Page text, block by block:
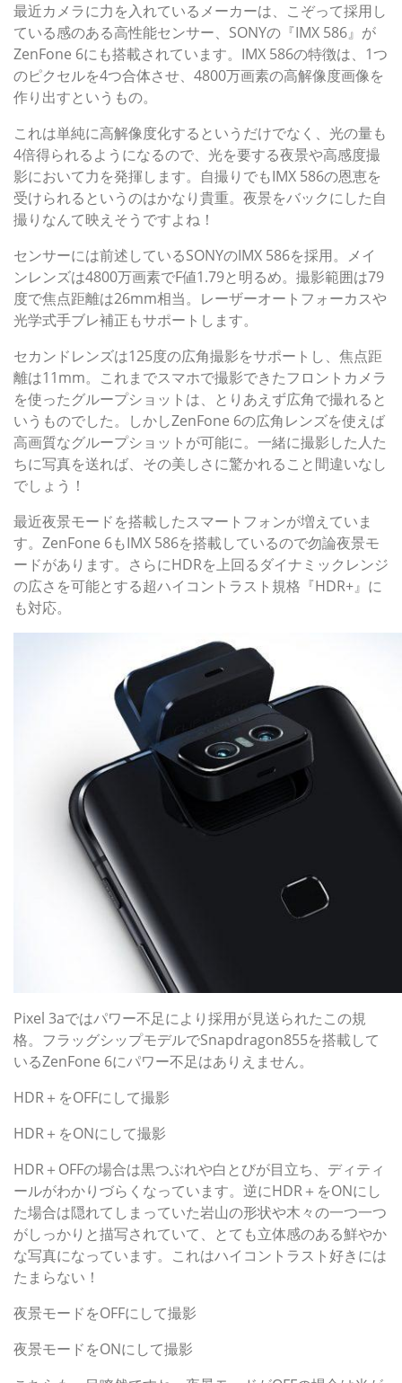
最近カメラに力を入れているメーカーは、こぞって採用し
ている感のある高性能センサー、SONYの『IMX 586』が
ZenFone 6にも搭載されています。IMX 586の特徴は、1つ
のピクセルを4つ合体させ、4800万画素の高解像度画像を
作り出すというもの。
これは単純に高解像度化するというだけでなく、光の量も
4倍得られるようになるので、光を要する夜景や高感度撮
影において力を発揮します。自撮りでもIMX 586の恩恵を
受けられるというのはかなり貴重。夜景をバックにした自
撮りなんて映えそうですよね！
センサーには前述しているSONYのIMX 586を採用。メイ
ンレンズは4800万画素でF値1.79と明るめ。撮影範囲は79
度で焦点距離は26mm相当。レーザーオートフォーカスや
光学式手ブレ補正もサポートします。
セカンドレンズは125度の広角撮影をサポートし、焦点距
離は11mm。これまでスマホで撮影できたフロントカメラ
を使ったグループショットは、とりあえず広角で撮れると
いうものでした。しかしZenFone 6の広角レンズを使えば
高画質なグループショットが可能に。一緒に撮影した人た
ちに写真を送れば、その美しさに驚かれること間違いなし
でしょう！
最近夜景モードを搭載したスマートフォンが増えていま
す。ZenFone 6もIMX 586を搭載しているので勿論夜景モ
ードがあります。さらにHDRを上回るダイナミックレンジ
の広さを可能とする超ハイコントラスト規格『HDR+』に
も対応。
Pixel 3aではパワー不足により採用が見送られたこの規
格。フラッグシップモデルでSnapdragon855を搭載して
いるZenFone 6にパワー不足はありえません。
HDR＋をOFFにして撮影
HDR＋をONにして撮影
HDR＋OFFの場合は黒つぶれや白とびが目立ち、ディティ
ールがわかりづらくなっています。逆にHDR＋をONにし
た場合は隠れてしまっていた岩山の形状や木々の一つ一つ
がしっかりと描写されていて、とても立体感のある鮮やか
な写真になっています。これはハイコントラスト好きには
たまらない！
夜景モードをOFFにして撮影
夜景モードをONにして撮影